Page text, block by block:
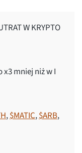
W KRYPTO
x3 mniej niż w I
,$MATIC,$ARB,